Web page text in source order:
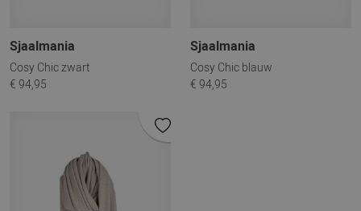
Sjaalmania
Cosy Chic zwart
€ 94,95
Sjaalmania
Cosy Chic blauw
€ 94,95